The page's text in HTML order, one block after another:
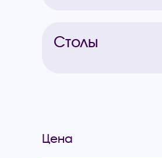
Столы
Цена